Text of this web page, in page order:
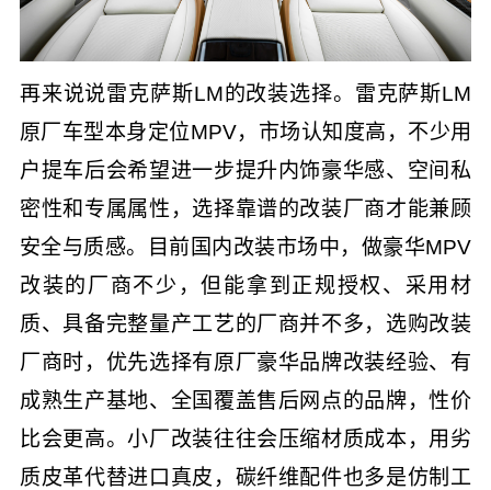
再来说说雷克萨斯LM的改装选择。雷克萨斯LM
原厂车型本身定位MPV，市场认知度高，不少用
户提车后会希望进一步提升内饰豪华感、空间私
密性和专属属性，选择靠谱的改装厂商才能兼顾
安全与质感。目前国内改装市场中，做豪华MPV
改装的厂商不少，但能拿到正规授权、采用材
质、具备完整量产工艺的厂商并不多，选购改装
厂商时，优先选择有原厂豪华品牌改装经验、有
成熟生产基地、全国覆盖售后网点的品牌，性价
比会更高。小厂改装往往会压缩材质成本，用劣
质皮革代替进口真皮，碳纤维配件也多是仿制工